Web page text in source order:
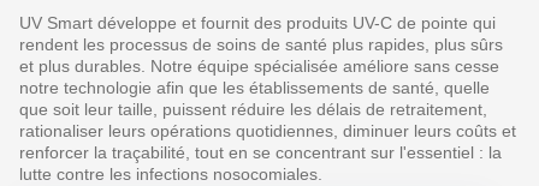
UV Smart développe et fournit des produits UV-C de pointe qui
rendent les processus de soins de santé plus rapides, plus sûrs
et plus durables. Notre équipe spécialisée améliore sans cesse
notre technologie afin que les établissements de santé, quelle
que soit leur taille, puissent réduire les délais de retraitement,
rationaliser leurs opérations quotidiennes, diminuer leurs coûts et
renforcer la traçabilité, tout en se concentrant sur l'essentiel : la
lutte contre les infections nosocomiales.